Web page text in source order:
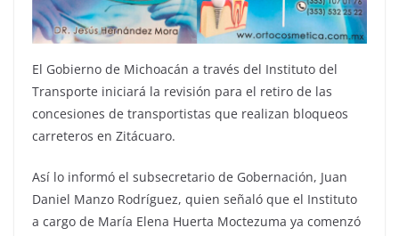
El Gobierno de Michoacán a través del Instituto del
Transporte iniciará la revisión para el retiro de las
concesiones de transportistas que realizan bloqueos
carreteros en Zitácuaro.
Así lo informó el subsecretario de Gobernación, Juan
Daniel Manzo Rodríguez, quien señaló que el Instituto
a cargo de María Elena Huerta Moctezuma ya comenzó